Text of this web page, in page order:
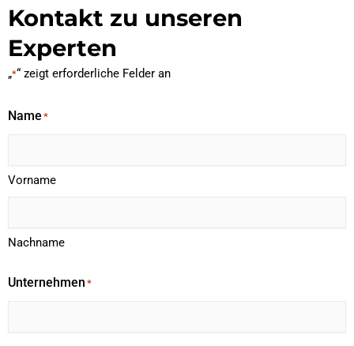
Kontakt zu unseren
Experten
„*“ zeigt erforderliche Felder an
Name *
Vorname
Nachname
Unternehmen *